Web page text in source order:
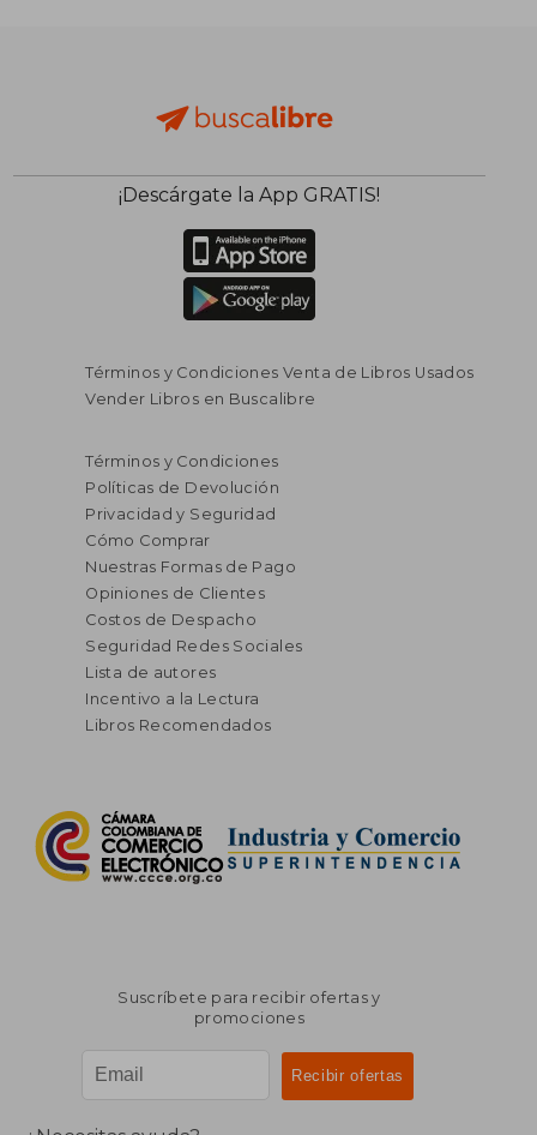
¡Descárgate la App GRATIS!
Términos y Condiciones Venta de Libros Usados
Vender Libros en Buscalibre
Términos y Condiciones
Políticas de Devolución
Privacidad y Seguridad
Cómo Comprar
Nuestras Formas de Pago
Opiniones de Clientes
Costos de Despacho
Seguridad Redes Sociales
Lista de autores
Incentivo a la Lectura
Libros Recomendados
Suscríbete para recibir ofertas y
promociones